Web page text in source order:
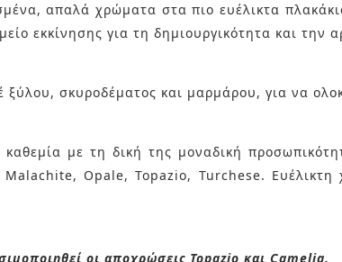
απαλά χρώματα στα πιο ευέλικτα
εκκίνησης για τη δημιουργικότητα και την
ξύλου, σκυροδέματος και μαρμάρου, για να
με τη δική της μοναδική
Opale, Topazio, Turchese. Ευέλικτη
οι αποχρώσεις Topazio και Camelia.